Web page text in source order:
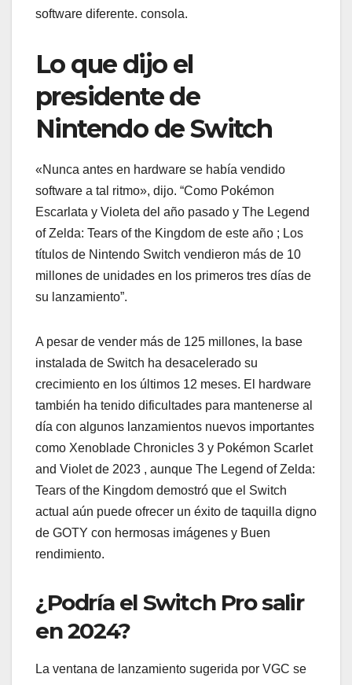
software diferente. consola.
Lo que dijo el
presidente de
Nintendo de Switch
«Nunca antes en hardware se había vendido
software a tal ritmo», dijo. “Como Pokémon
Escarlata y Violeta del año pasado y The Legend
of Zelda: Tears of the Kingdom de este año ; Los
títulos de Nintendo Switch vendieron más de 10
millones de unidades en los primeros tres días de
su lanzamiento”.
A pesar de vender más de 125 millones, la base
instalada de Switch ha desacelerado su
crecimiento en los últimos 12 meses. El hardware
también ha tenido dificultades para mantenerse al
día con algunos lanzamientos nuevos importantes
como Xenoblade Chronicles 3 y Pokémon Scarlet
and Violet de 2023 , aunque The Legend of Zelda:
Tears of the Kingdom demostró que el Switch
actual aún puede ofrecer un éxito de taquilla digno
de GOTY con hermosas imágenes y Buen
rendimiento.
¿Podría el Switch Pro salir
en 2024?
La ventana de lanzamiento sugerida por VGC se